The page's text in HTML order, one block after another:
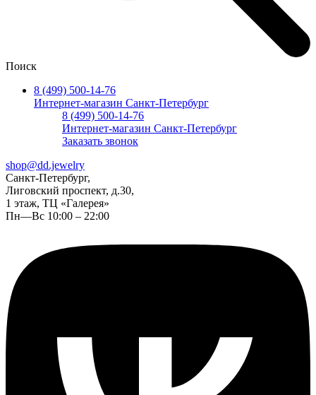
Поиск
8 (499) 500-14-76
Интернет-магазин Санкт-Петербург
8 (499) 500-14-76
Интернет-магазин Санкт-Петербург
Заказать звонок
shop@dd.jewelry
Санкт-Петербург,
Лиговский проспект, д.30,
1 этаж, ТЦ «Галерея»
Пн—Вс 10:00 – 22:00